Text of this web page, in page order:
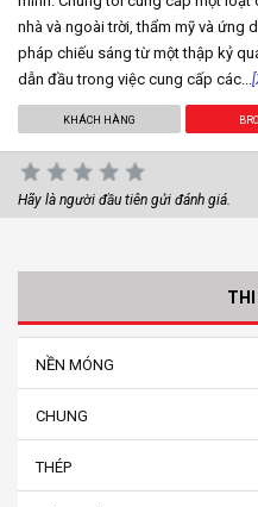
nhà và ngoài trời, thẩm mỹ và ứng
pháp chiếu sáng từ một thập kỷ
dẫn đầu trong việc cung cấp các...
KHÁCH HÀNG
Hãy là người đầu tiên gửi đánh giá.
THI
NỀN MÓNG
CHUNG
THÉP